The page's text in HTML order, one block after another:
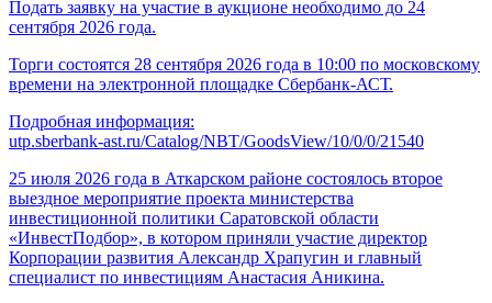
Подать заявку на участие в аукционе необходимо до 24
сентября 2026 года.
Торги состоятся 28 сентября 2026 года в 10:00 по московскому
времени на электронной площадке Сбербанк-АСТ.
Подробная информация:
utp.sberbank-ast.ru/Catalog/NBT/GoodsView/10/0/0/21540
25 июля 2026 года в Аткарском районе состоялось второе
выездное мероприятие проекта министерства
инвестиционной политики Саратовской области
«ИнвестПодбор», в котором приняли участие директор
Корпорации развития Александр Храпугин и главный
специалист по инвестициям Анастасия Аникина.